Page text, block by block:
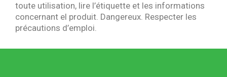
toute utilisation, lire l’étiquette et les informations
concernant el produit. Dangereux. Respecter les
précautions d’emploi.